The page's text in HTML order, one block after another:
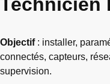
Objectif: installer,
connectés, capteurs,
supervision.